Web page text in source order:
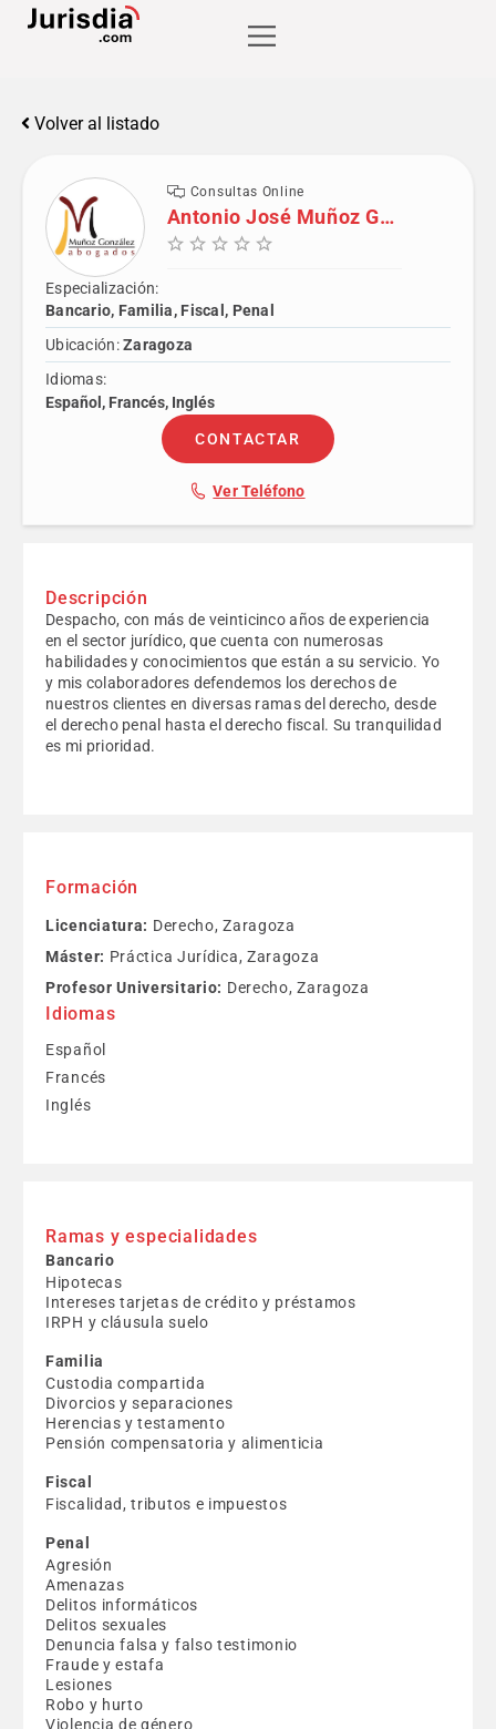
Volver al listado
Consultas Online
Antonio José Muñoz González
Especialización:
Bancario, Familia, Fiscal, Penal
Ubicación:Zaragoza
Idiomas:
Español, Francés, Inglés
CONTACTAR
Ver Teléfono
Descripción
Despacho, con más de veinticinco años de experiencia
en el sector jurídico, que cuenta con numerosas
habilidades y conocimientos que están a su servicio. Yo
y mis colaboradores defendemos los derechos de
nuestros clientes en diversas ramas del derecho, desde
el derecho penal hasta el derecho fiscal. Su tranquilidad
es mi prioridad.
Formación
Licenciatura: Derecho, Zaragoza
Máster: Práctica Jurídica, Zaragoza
Profesor Universitario: Derecho, Zaragoza
Idiomas
Español
Francés
Inglés
Ramas y especialidades
Bancario
Hipotecas
Intereses tarjetas de crédito y préstamos
IRPH y cláusula suelo
Familia
Custodia compartida
Divorcios y separaciones
Herencias y testamento
Pensión compensatoria y alimenticia
Fiscal
Fiscalidad, tributos e impuestos
Penal
Agresión
Amenazas
Delitos informáticos
Delitos sexuales
Denuncia falsa y falso testimonio
Fraude y estafa
Lesiones
Robo y hurto
Violencia de género